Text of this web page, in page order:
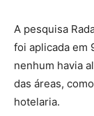
A pesquisa
foi aplicada em
nenhum havia
das áreas,
hotelaria.